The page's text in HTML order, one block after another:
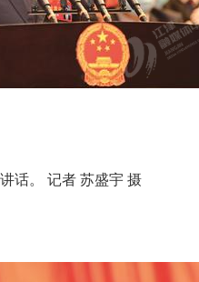
话。 记者 苏盛宇 摄